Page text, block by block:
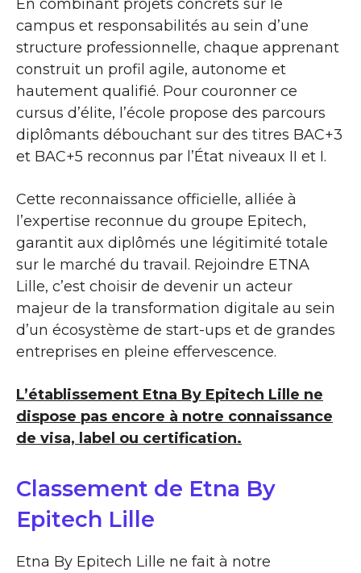
En combinant projets concrets sur le
campus et responsabilités au sein d’une
structure professionnelle, chaque apprenant
construit un profil agile, autonome et
hautement qualifié. Pour couronner ce
cursus d’élite, l’école propose des parcours
diplômants débouchant sur des titres BAC+3
et BAC+5 reconnus par l’État niveaux II et I.
Cette reconnaissance officielle, alliée à
l’expertise reconnue du groupe Epitech,
garantit aux diplômés une légitimité totale
sur le marché du travail. Rejoindre ETNA
Lille, c’est choisir de devenir un acteur
majeur de la transformation digitale au sein
d’un écosystème de start-ups et de grandes
entreprises en pleine effervescence.
L’établissement Etna By Epitech Lille ne
dispose pas encore à notre connaissance
de visa, label ou certification.
Classement de Etna By
Epitech Lille
Etna By Epitech Lille ne fait à notre